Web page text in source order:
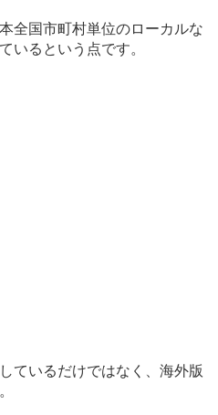
全国市町村単位のローカルな
いるという点です。
ているだけではなく、海外版